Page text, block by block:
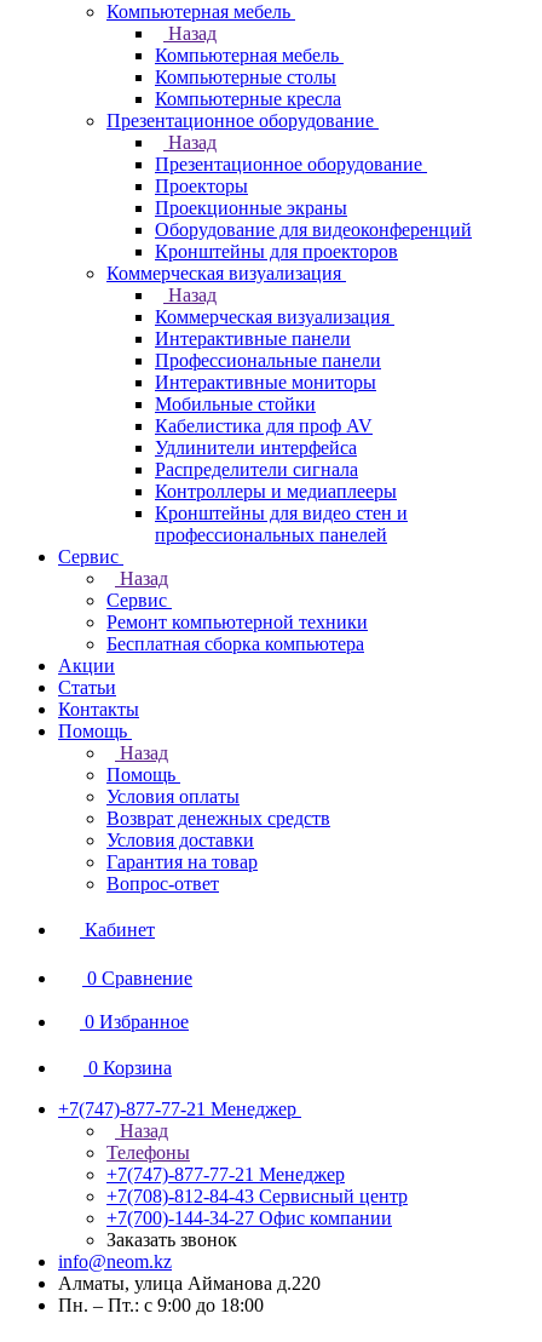
Компьютерная мебель
Назад
Компьютерная мебель
Компьютерные столы
Компьютерные кресла
Презентационное оборудование
Назад
Презентационное оборудование
Проекторы
Проекционные экраны
Оборудование для видеоконференций
Кронштейны для проекторов
Коммерческая визуализация
Назад
Коммерческая визуализация
Интерактивные панели
Профессиональные панели
Интерактивные мониторы
Мобильные стойки
Кабелистика для проф AV
Удлинители интерфейса
Распределители сигнала
Контроллеры и медиаплееры
Кронштейны для видео стен и
профессиональных панелей
Сервис
Назад
Сервис
Ремонт компьютерной техники
Бесплатная сборка компьютера
Акции
Статьи
Контакты
Помощь
Назад
Помощь
Условия оплаты
Возврат денежных средств
Условия доставки
Гарантия на товар
Вопрос-ответ
Кабинет
0 Сравнение
0 Избранное
0 Корзина
+7(747)-877-77-21 Менеджер
Назад
Телефоны
+7(747)-877-77-21 Менеджер
+7(708)-812-84-43 Сервисный центр
+7(700)-144-34-27 Офис компании
Заказать звонок
info@neom.kz
Алматы, улица Айманова д.220
Пн. – Пт.: с 9:00 до 18:00